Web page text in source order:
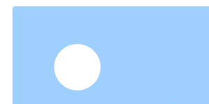
Корея Уотерсайд Парк Роуд